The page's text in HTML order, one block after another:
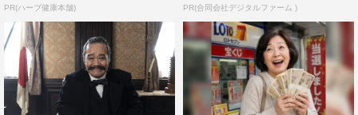
菊次郎を演じて、 歴史を学び、いろんなところで活躍し
ていてすごい方だと知ることができて楽しかったです。菊
次郎を演じることができて、本当にうれしかったです。京
都は何回か来ていて、もちろん好きですが、これまでは、
「京都行く？」って言われたら、「うん、行く」って感じ
PR(ハーブ健康本舗) PR(合同会社デジタルファーム )